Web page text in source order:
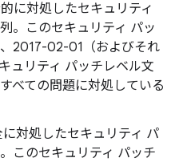
に対処したセキュリティ
。このセキュリティ パッ
2017-02-01（およびそれ
ュリティ パッチレベル文
べての問題に対処している
に対処したセキュリティ パ
このセキュリティ パッチ